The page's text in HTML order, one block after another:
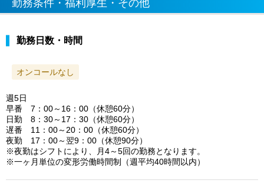
勤務条件・福利厚生・その他
勤務日数・時間
オンコールなし
週5日
早番 7：00～16：00（休憩60分）
日勤 8：30～17：30（休憩60分）
遅番 11：00～20：00（休憩60分）
夜勤 17：00～翌9：00（休憩90分）
※夜勤はシフトにより、月4～5回の勤務となります。
※一ヶ月単位の変形労働時間制（週平均40時間以内）